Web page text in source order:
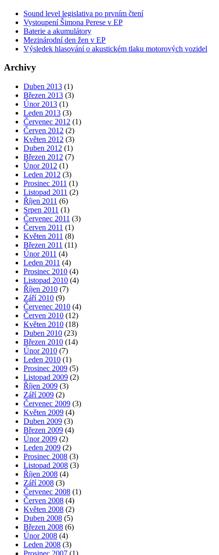
Sound level legislativa po prvním čtení
Vystoupení Šimona Perese v EP
Baterie a akumulátory
Mezinárodní den žen v EP
Výsledek hlasování o akustickém tlaku motorových vozidel
Archivy
Duben 2013 (1)
Březen 2013 (3)
Únor 2013 (1)
Leden 2013 (3)
Červenec 2012 (1)
Červen 2012 (2)
Květen 2012 (3)
Duben 2012 (1)
Březen 2012 (7)
Únor 2012 (1)
Leden 2012 (3)
Prosinec 2011 (1)
Listopad 2011 (2)
Říjen 2011 (6)
Srpen 2011 (1)
Červenec 2011 (3)
Červen 2011 (1)
Květen 2011 (8)
Březen 2011 (11)
Únor 2011 (4)
Leden 2011 (4)
Prosinec 2010 (4)
Listopad 2010 (4)
Říjen 2010 (7)
Září 2010 (9)
Červenec 2010 (4)
Červen 2010 (12)
Květen 2010 (18)
Duben 2010 (23)
Březen 2010 (14)
Únor 2010 (7)
Leden 2010 (1)
Prosinec 2009 (5)
Listopad 2009 (2)
Říjen 2009 (3)
Září 2009 (2)
Červenec 2009 (3)
Květen 2009 (4)
Duben 2009 (3)
Březen 2009 (4)
Únor 2009 (2)
Leden 2009 (2)
Prosinec 2008 (3)
Listopad 2008 (3)
Říjen 2008 (4)
Září 2008 (3)
Červenec 2008 (1)
Červen 2008 (4)
Květen 2008 (2)
Duben 2008 (5)
Březen 2008 (6)
Únor 2008 (4)
Leden 2008 (3)
Prosinec 2007 (1)